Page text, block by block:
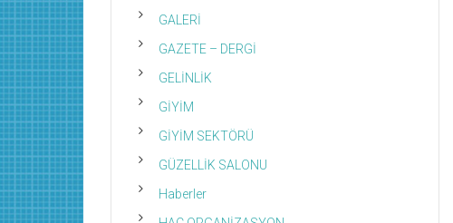
GALERİ
GAZETE – DERGİ
GELİNLİK
GİYİM
GİYİM SEKTÖRÜ
GÜZELLİK SALONU
Haberler